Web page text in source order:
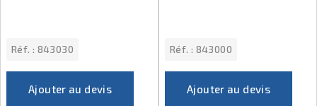
Réf. : 843030
Ajouter au devis
Réf. : 843000
Ajouter au devis